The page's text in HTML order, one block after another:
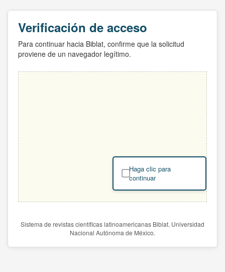
Verificación de acceso
Para continuar hacia Biblat, confirme que la solicitud
proviene de un navegador legítimo.
Haga clic para
continuar
Sistema de revistas científicas latinoamericanas Biblat. Universidad
Nacional Autónoma de México.